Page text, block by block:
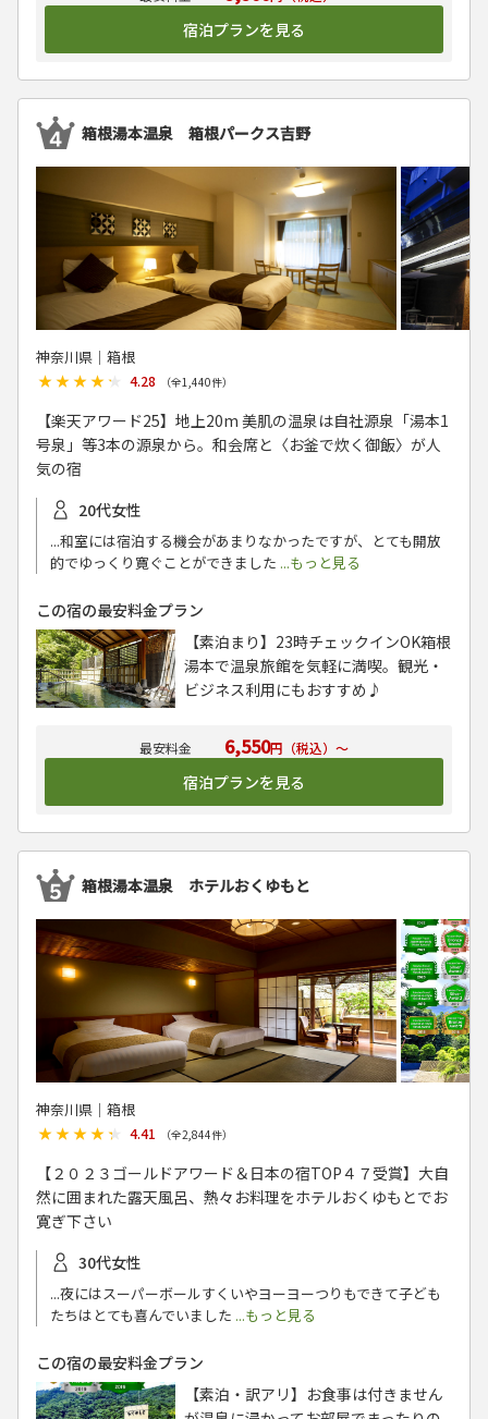
宿泊プランを見る
箱根湯本温泉 箱根パークス吉野
神奈川県│箱根
★★★★★
★★★★★ 4.28 （全1,440件）
【楽天アワード25】地上20m 美肌の温泉は自社源泉「湯本1
号泉」等3本の源泉から。和会席と〈お釜で炊く御飯〉が人
気の宿
20代女性
...和室には宿泊する機会があまりなかったですが、とても開放
的でゆっくり寛ぐことができました ...もっと見る
6,550円（税込）～
宿泊プランを見る
この宿の最安料金プラン
【素泊まり】23時チェックインOK箱根
湯本で温泉旅館を気軽に満喫。観光・
ビジネス利用にもおすすめ♪
箱根湯本温泉 ホテルおくゆもと
神奈川県│箱根
★★★★★
★★★★★ 4.41 （全2,844件）
【２０２３ゴールドアワード＆日本の宿TOP４７受賞】大自
然に囲まれた露天風呂、熱々お料理をホテルおくゆもとでお
寛ぎ下さい
30代女性
...夜にはスーパーボールすくいやヨーヨーつりもできて子ども
たちはとても喜んでいました ...もっと見る
この宿の最安料金プラン
【素泊・訳アリ】お食事は付きません